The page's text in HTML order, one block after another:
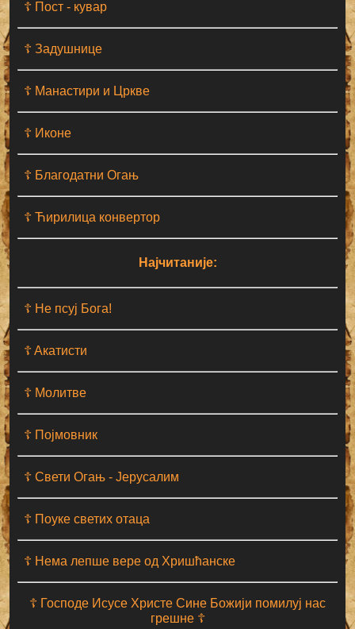
☦ Пост - кувар
☦ Задушнице
☦ Манастири и Цркве
☦ Иконе
☦ Благодатни Огањ
☦ Ћирилица конвертор
Најчитаније:
☦ Не псуј Бога!
☦ Aкатисти
☦ Молитве
☦ Појмовник
☦ Свети Огањ - Јерусалим
☦ Поуке светих отаца
☦ Нема лепше вере од Хришћанске
☦ Господе Исусе Христе Сине Божији помилуј нас
грешне ☦